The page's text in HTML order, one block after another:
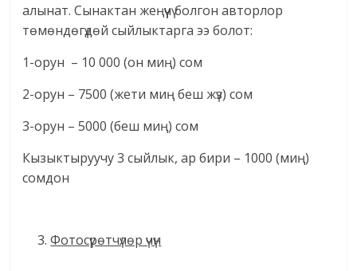
алынат. Сынактан жеңүүчү болгон авторлор
төмөндөгүдөй сыйлыктарга ээ болот:
1-орун – 10 000 (он миң) сом
2-орун – 7500 (жети миң беш жүз) сом
3-орун – 5000 (беш миң) сом
Кызыктыруучу 3 сыйлык, ар бири – 1000 (миң)
сомдон
Фотосүрөтчүлөр үчүн